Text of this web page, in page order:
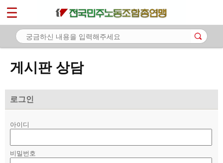
게시판 상담
로그인
아이디
비밀번호
마이페이지
소개
노동상담
- 게시판 상담
- 바로보기
- 찾아보기